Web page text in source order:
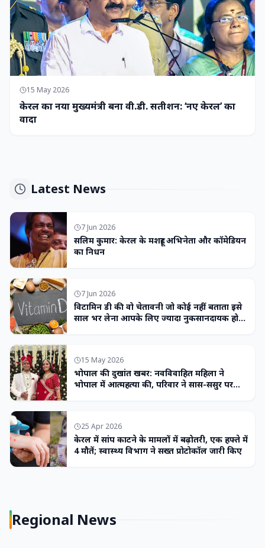
15 May 2026
केरल का नया मुख्यमंत्री बना वी.डी. सतीशन: ‘नए केरल’ का
वादा
Latest News
7 Jun 2026
सलिम कुमार: केरल के मशहूर अभिनेता और कॉमेडियन
का निधन
7 Jun 2026
विटामिन डी की वो चेतावनी जो कोई नहीं बताता इसे
साल भर लेना आपके लिए ज्यादा नुकसानदायक हो
15 May 2026
भोपाल की दुखांत खबर: नवविवाहित महिला ने
भोपाल में आत्महत्या की, परिवार ने सास-ससुर पर
25 Apr 2026
केरल में सांप काटने के मामलों में बढ़ोतरी, एक हफ्ते में
4 मौतें; स्वास्थ्य विभाग ने सख्त प्रोटोकॉल जारी किए
Regional News